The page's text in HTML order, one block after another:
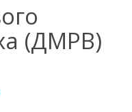
(ДМРВ)